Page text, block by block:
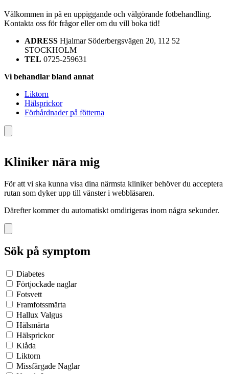
Välkommen in på en uppiggande och välgörande fotbehandling.
Kontakta oss för frågor eller om du vill boka tid!
ADRESS Hjalmar Söderbergsvägen 20, 112 52
STOCKHOLM
TEL 0725-259631
Vi behandlar bland annat
Liktorn
Hälsprickor
Förhårdnader på fötterna
Kliniker nära mig
För att vi ska kunna visa dina närmsta kliniker behöver du acceptera
rutan som dyker upp till vänster i webbläsaren.
Därefter kommer du automatiskt omdirigeras inom några sekunder.
Sök på symptom
Diabetes
Förtjockade naglar
Fotsvett
Framfotssmärta
Hallux Valgus
Hälsmärta
Hälsprickor
Klåda
Liktorn
Missfärgade Naglar